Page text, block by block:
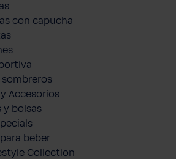
con capucha
sombreros
Accesorios
y bolsas
beber
Collection